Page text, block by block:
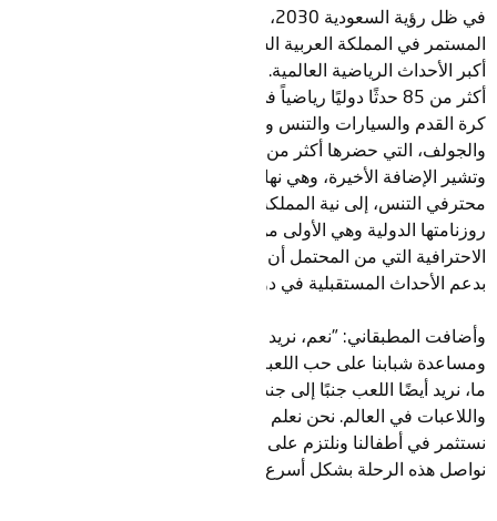
في ظل رؤية السعودية 2030، والتحول الاجتماعي والاقتصادي
المستمر في المملكة العربية السعودية، فقد أصبحت موطنًا لبعض
أكثر من 85 حدثًا دوليًا رياضياً في مختلف الرياضات بما في ذلك
كرة القدم والسيارات والتنس والفروسية والرياضات الإلكترونية
وتشير الإضافة الأخيرة، وهي نهائيات بطولة الجيل القادم لرابطة
محترفي التنس، إلى نية المملكة في جعل التنس جزءًا رئيسيًا في
روزنامتها الدولية وهي الأولى من بين العديد من بطولات التنس
الاحترافية التي من المحتمل أن تقام في المملكة، وسيلتزم نادال
بدعم الأحداث المستقبلية في دوره الجديد كسفير.
وأضافت المطبقاني: "نعم، نريد استضافة الأفضل في العالم لإلهام
ومساعدة شبابنا على حب اللعبة. ولكن بالنظر إلى المستقبل، يومًا
ما، نريد أيضًا اللعب جنبًا إلى جنب والتنافس ضد أفضل اللاعبين
واللاعبات في العالم. نحن نعلم أن الطريق طويل أمامنا ولكننا
نستثمر في أطفالنا ونلتزم على المدى الطويل. ونأمل بدعم نادال أن
نواصل هذه الرحلة بشكل أسرع."